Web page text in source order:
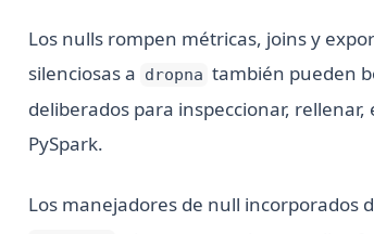
Los nulls rompen métricas, joins y
silenciosas a dropna también pueden
deliberados para inspeccionar,
PySpark.
Los manejadores de null incorporados